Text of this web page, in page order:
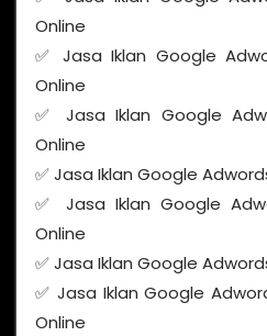
Online
✅ Jasa Iklan Google
Online
✅ Jasa Iklan Google
Online
✅ Jasa Iklan Google
✅ Jasa Iklan Google
Online
✅ Jasa Iklan Google
✅ Jasa Iklan Google
Online